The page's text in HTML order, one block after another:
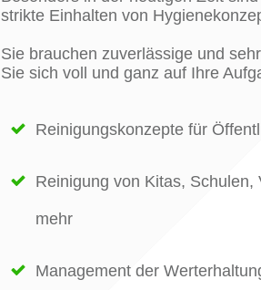
strikte Einhalten von
Sie brauchen zuverlässige und
Sie sich voll und ganz auf Ihre
Reinigungskonzepte für
Reinigung von Kitas,
mehr
Management der